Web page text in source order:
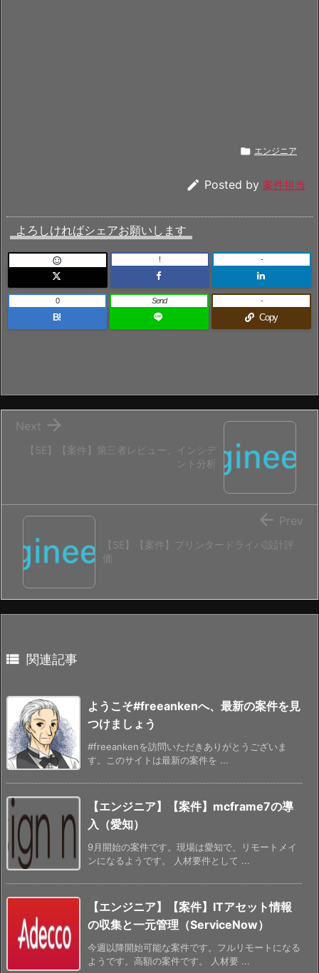
 エンジニア
 Posted by 案件担当
よろしければシェアお願いします
 ! -
B!
0 Send
Copy
-
【SE】【案件】第三者レビュー、インシデ
ント分析

Next
【SE】【案件】プリンタードライバ設計評
価
 Prev
 関連記事
ようこそ#freeankenへ、最新の案件を見
つけましょう
#freeankenを訪問いただきありがとうございま
す。このサイトは最新の案件を ...
【エンジニア】【案件】mcframe7の導
入（愛知）
9月開始の案件です。現場は愛知で、リモートメイ
ンになるようです。 人材要件として ...
【エンジニア】【案件】ITアセット情報
の収集と一元管理（ServiceNow）
今週以降開始可能な案件です。フルリモートになる
ようです。高額の案件です。 人材要 ...